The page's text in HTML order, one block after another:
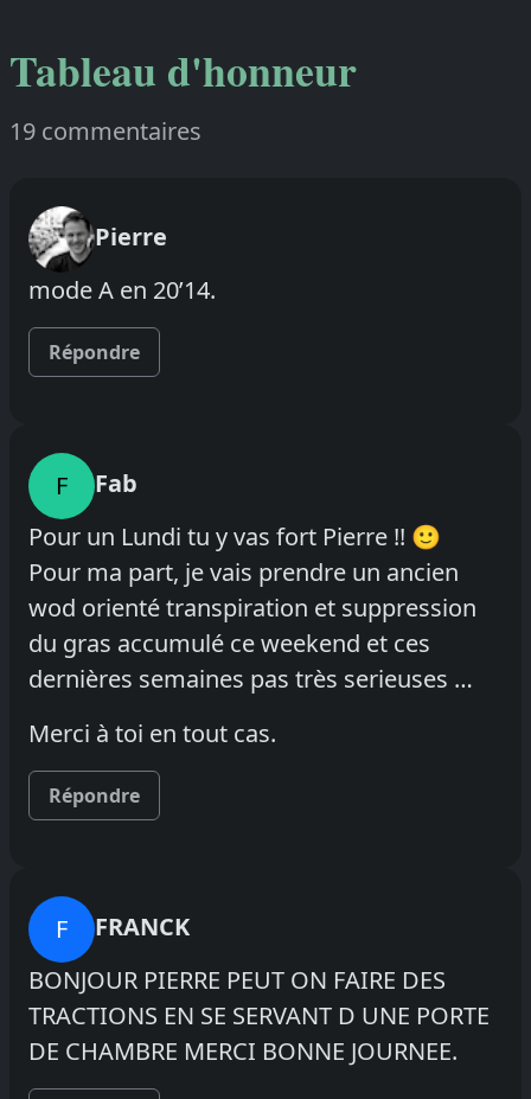
Tableau d'honneur
19 commentaires
Pierre
mode A en 20’14.
Répondre
F
Fab
Pour un Lundi tu y vas fort Pierre !! 🙂
Pour ma part, je vais prendre un ancien
wod orienté transpiration et suppression
du gras accumulé ce weekend et ces
dernières semaines pas très serieuses …
Merci à toi en tout cas.
Répondre
F
FRANCK
BONJOUR PIERRE PEUT ON FAIRE DES
TRACTIONS EN SE SERVANT D UNE PORTE
DE CHAMBRE MERCI BONNE JOURNEE.